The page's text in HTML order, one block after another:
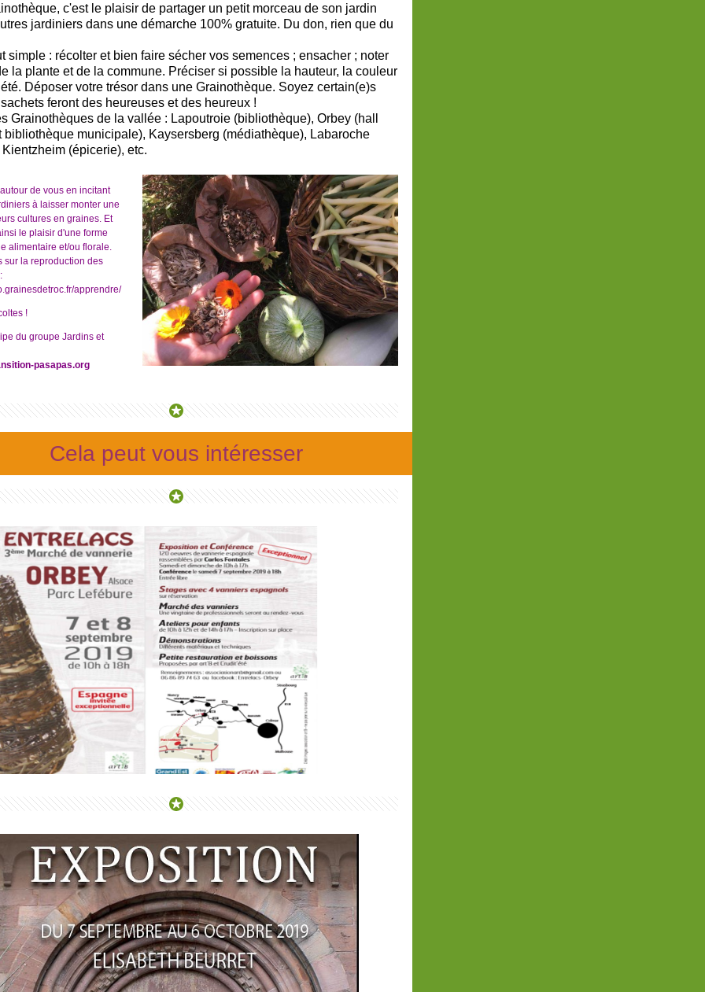
c'est le plaisir de partager un petit morceau de son jardin
jardiniers dans une démarche 100% gratuite. Du don, rien que du
simple : récolter et bien faire sécher vos semences ; ensacher ; noter
la plante et de la commune. Préciser si possible la hauteur, la couleur
Déposer votre trésor dans une Grainothèque. Soyez certain(e)s
feront des heureuses et des heureux !
Grainothèques de la vallée : Lapoutroie (bibliothèque), Orbey (hall
bibliothèque municipale), Kaysersberg (médiathèque), Labaroche
(épicerie), etc.
de vous en incitant
à laisser monter une
cultures en graines. Et
le plaisir d'une forme
alimentaire et/ou florale.
sur la reproduction des
apprendre/
!
du groupe Jardins et
pasapas.org
Cela peut vous intéresser